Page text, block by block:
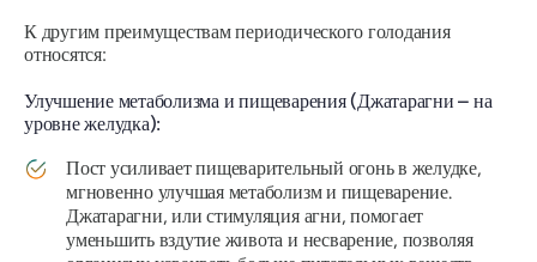
К другим преимуществам периодического голодания
относятся:
Улучшение метаболизма и пищеварения (Джатарагни – на
уровне желудка):
Пост усиливает пищеварительный огонь в желудке,
мгновенно улучшая метаболизм и пищеварение.
Джатарагни, или стимуляция агни, помогает
уменьшить вздутие живота и несварение, позволяя